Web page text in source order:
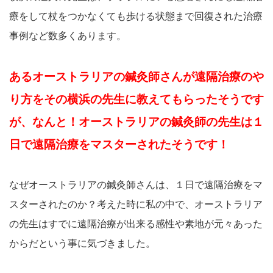
療をして杖をつかなくても歩ける状態まで回復された治療
事例など数多くあります。
あるオーストラリアの鍼灸師さんが遠隔治療のや
り方をその横浜の先生に教えてもらったそうです
が、なんと！オーストラリアの鍼灸師の先生は１
日で遠隔治療をマスターされたそうです！
なぜオーストラリアの鍼灸師さんは、１日で遠隔治療をマ
スターされたのか？考えた時に私の中で、オーストラリア
の先生はすでに遠隔治療が出来る感性や素地が元々あった
からだという事に気づきました。